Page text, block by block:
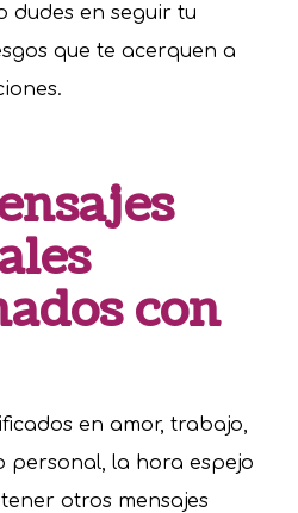
dudes en seguir tu
que te acerquen a
con
en amor, trabajo,
personal, la hora espejo
tener otros mensajes